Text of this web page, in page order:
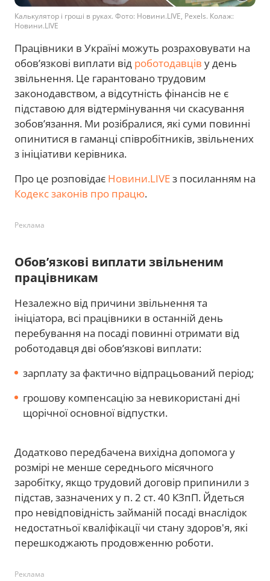
Калькулятор і гроші в руках. Фото: Новини.LIVE, Pexels. Колаж:
Новини.LIVE
Працівники в Україні можуть розраховувати на
обов’язкові виплати від роботодавців у день
звільнення. Це гарантовано трудовим
законодавством, а відсутність фінансів не є
підставою для відтермінування чи скасування
зобов’язання. Ми розібралися, які суми повинні
опинитися в гаманці співробітників, звільнених
з ініціативи керівника.
Про це розповідає Новини.LIVEз посиланням на
Кодекс законів про працю.
Реклама
Обов’язкові виплати звільненим
працівникам
Незалежно від причини звільнення та
ініціатора, всі працівники в останній день
перебування на посаді повинні отримати від
роботодавця дві обов’язкові виплати:
зарплату за фактично відпрацьований період;
грошову компенсацію за невикористані дні
щорічної основної відпустки.
Додатково передбачена вихідна допомога у
розмірі не менше середнього місячного
заробітку, якщо трудовий договір припинили з
підстав, зазначених у п. 2 ст. 40 КЗпП. Йдеться
про невідповідність займаній посаді внаслідок
недостатньої кваліфікації чи стану здоров'я, які
перешкоджають продовженню роботи.
Реклама